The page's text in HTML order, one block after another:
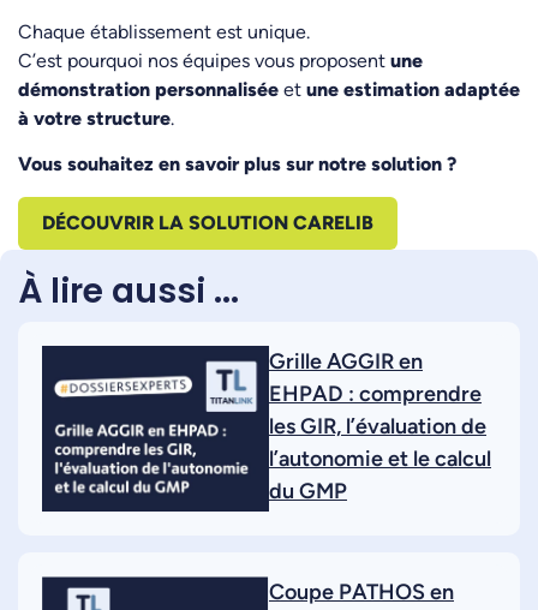
Chaque établissement est unique.
C’est pourquoi nos équipes vous proposent une
démonstration personnalisée et une estimation adaptée
à votre structure.
Vous souhaitez en savoir plus sur notre solution ?
DÉCOUVRIR LA SOLUTION CARELIB
À lire aussi ...
Grille AGGIR en
EHPAD : comprendre
les GIR, l’évaluation de
l’autonomie et le calcul
du GMP
Coupe PATHOS en